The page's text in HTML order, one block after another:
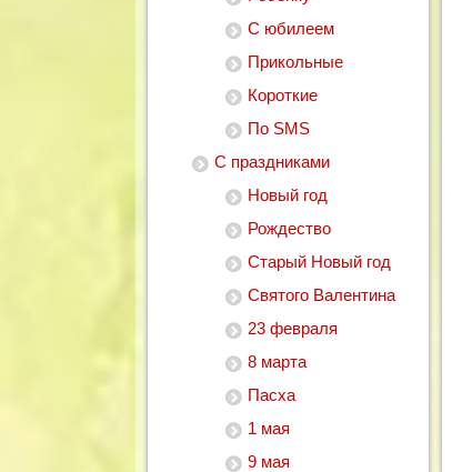
С юбилеем
Прикольные
Короткие
По SMS
С праздниками
Новый год
Рождество
Старый Новый год
Святого Валентина
23 февраля
8 марта
Пасха
1 мая
9 мая